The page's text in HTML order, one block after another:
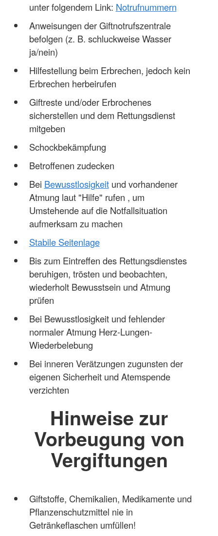
unter folgendem Link: Notrufnummern
Anweisungen der Giftnotrufszentrale
befolgen (z. B. schluckweise Wasser
ja/nein)
Hilfestellung beim Erbrechen, jedoch kein
Erbrechen herbeirufen
Giftreste und/oder Erbrochenes
sicherstellen und dem Rettungsdienst
mitgeben
Schockbekämpfung
Betroffenen zudecken
Bei Bewusstlosigkeitund vorhandener
Atmung laut "Hilfe" rufen , um
Umstehende auf die Notfallsituation
aufmerksam zu machen
Stabile Seitenlage
Bis zum Eintreffen des Rettungsdienstes
beruhigen, trösten und beobachten,
wiederholt Bewusstsein und Atmung
prüfen
Bei Bewusstlosigkeit und fehlender
normaler Atmung Herz-Lungen-
Wiederbelebung
Bei inneren Verätzungen zugunsten der
eigenen Sicherheit und Atemspende
verzichten
Hinweise zur
Vorbeugung von
Vergiftungen
Giftstoffe, Chemikalien, Medikamente und
Pflanzenschutzmittel nie in
Getränkeflaschen umfüllen!